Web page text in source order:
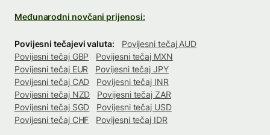
Međunarodni novčani prijenosi:
Povijesni tečajevi valuta:
Povijesni tečaj AUD
Povijesni tečaj GBP
Povijesni tečaj MXN
Povijesni tečaj EUR
Povijesni tečaj JPY
Povijesni tečaj CAD
Povijesni tečaj INR
Povijesni tečaj NZD
Povijesni tečaj ZAR
Povijesni tečaj SGD
Povijesni tečaj USD
Povijesni tečaj CHF
Povijesni tečaj IDR